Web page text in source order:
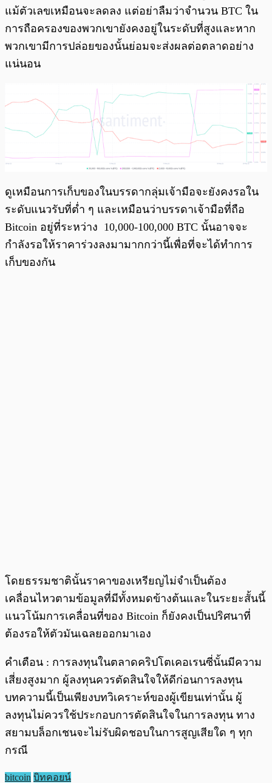
แม้ตัวเลขเหมือนจะลดลง แต่อย่าลืมว่าจำนวน BTC ใน
การถือครองของพวกเขายังคงอยู่ในระดับที่สูงและหาก
พวกเขามีการปล่อยของนั้นย่อมจะส่งผลต่อตลาดอย่าง
แน่นอน
ดูเหมือนการเก็บของในบรรดากลุ่มเจ้ามือจะยังคงรอใน
ระดับแนวรับที่ต่ำ ๆ และเหมือนว่าบรรดาเจ้ามือที่ถือ
Bitcoin อยู่ที่ระหว่าง 10,000-100,000 BTC นั้นอาจจะ
กำลังรอให้ราคาร่วงลงมามากกว่านี้เพื่อที่จะได้ทำการ
เก็บของกัน
โดยธรรมชาตินั้นราคาของเหรียญไม่จำเป็นต้อง
เคลื่อนไหวตามข้อมูลที่มีทั้งหมดข้างต้นและในระยะสั้นนี้
แนวโน้มการเคลื่อนที่ของ Bitcoin ก็ยังคงเป็นปริศนาที่
ต้องรอให้ตัวมันเฉลยออกมาเอง
คำเตือน : การลงทุนในตลาดคริปโตเคอเรนซี่นั้นมีความ
เสี่ยงสูงมาก ผู้ลงทุนควรตัดสินใจให้ดีก่อนการลงทุน
บทความนี้เป็นเพียงบทวิเคราะห์ของผู้เขียนเท่านั้น ผู้
ลงทุนไม่ควรใช้ประกอบการตัดสินใจในการลงทุน ทาง
สยามบล็อกเชนจะไม่รับผิดชอบในการสูญเสียใด ๆ ทุก
กรณี
bitcoin บิทคอยน์